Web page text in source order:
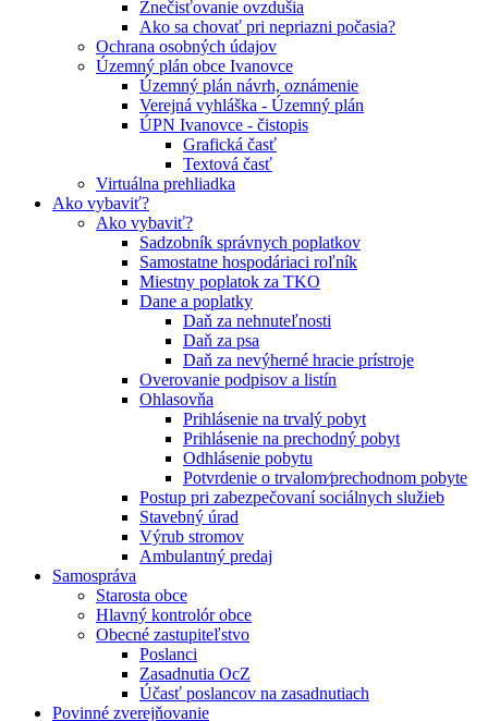
Znečisťovanie ovzdušia
Ako sa chovať pri nepriazni počasia?
Ochrana osobných údajov
Územný plán obce Ivanovce
Územný plán návrh, oznámenie
Verejná vyhláška - Územný plán
ÚPN Ivanovce - čistopis
Grafická časť
Textová časť
Virtuálna prehliadka
Ako vybaviť?
Ako vybaviť?
Sadzobník správnych poplatkov
Samostatne hospodáriaci roľník
Miestny poplatok za TKO
Dane a poplatky
Daň za nehnuteľnosti
Daň za psa
Daň za nevýherné hracie prístroje
Overovanie podpisov a listín
Ohlasovňa
Prihlásenie na trvalý pobyt
Prihlásenie na prechodný pobyt
Odhlásenie pobytu
Potvrdenie o trvalom⁄prechodnom pobyte
Postup pri zabezpečovaní sociálnych služieb
Stavebný úrad
Výrub stromov
Ambulantný predaj
Samospráva
Starosta obce
Hlavný kontrolór obce
Obecné zastupiteľstvo
Poslanci
Zasadnutia OcZ
Účasť poslancov na zasadnutiach
Povinné zverejňovanie